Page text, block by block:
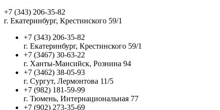
+7 (343) 206-35-82
г. Екатеринбург, Крестинского 59/1
+7 (343) 206-35-82
г. Екатеринбург, Крестинского 59/1
+7 (3467) 30-63-22
г. Ханты-Мансийск, Рознина 94
+7 (3462) 38-05-93
г. Сургут, Лермонтова 11/5
+7 (982) 181-59-99
г. Тюмень, Интернациональная 77
+7 (902) 273-35-69